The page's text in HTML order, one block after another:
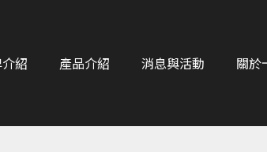
紹 產品介紹 消息與活動 關於